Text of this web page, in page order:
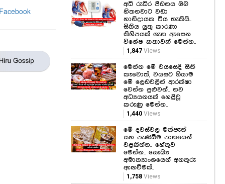
අධි රුධිර පීඩනය ඔබ
හිතනවාට වඩා
හානිදායක විය හැකියි..
සිතිය යුතු කාරණා
කිහිපයක් ගැන ඇසෙන
විශේෂ කතාවක් මෙන්න..
1,847 Views
මෙන්න මේ වයසෙදි සීනි
කෑවොත්, වයසට ගියාම
මේ ලෙඩවලින් ආරක්ෂා
වෙන්න පුළුවන්.. නව
අධ්‍යයනයක් හෙළිවූ
කරුණු මෙන්න..
1,440 Views
මේ දවස්වල මත්පැන්
සහ පැණිබීම පානයෙන්
වළකින්න.. හේතුව
මෙන්න.. සෞඛ්‍ය
අමාත්‍යාංශයෙන් අනතුරු
ඇඟවීමක්..
1,758 Views